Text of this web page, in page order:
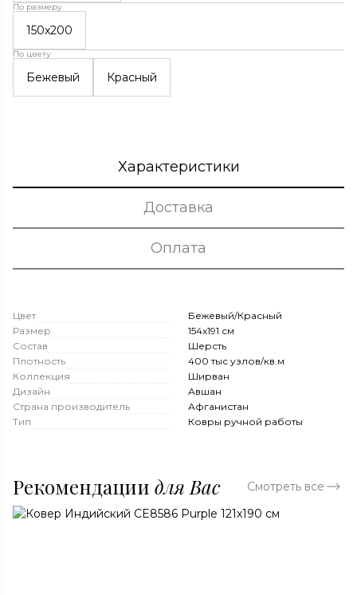
По размеру
150x200
По цвету
Бежевый Красный
Характеристики
Доставка
Оплата
Цвет
Бежевый/Красный
Размер
154x191 см
Состав
Шерсть
Плотность
400 тыс узлов/кв.м
Коллекция
Ширван
Дизайн
Авшан
Страна производитель
Афганистан
Тип
Ковры ручной работы
Рекомендации для Вас Смотреть все